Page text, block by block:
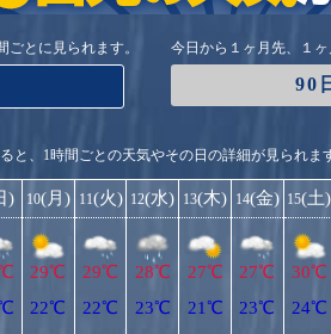
とに見られます。 今日から１ヶ月先、１ヶ
90
と、1時間ごとの天気やその日の詳細が見られま
) 10(月)
29℃
22℃
11(火)
29℃
22℃
12(水)
28℃
23℃
13(木)
27℃
21℃
14(金)
27℃
23℃
15(土)
30℃
24℃